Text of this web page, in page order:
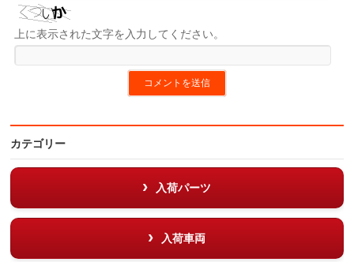
上に表示された文字を入力してください。
カテゴリー
入荷パーツ
入荷車両